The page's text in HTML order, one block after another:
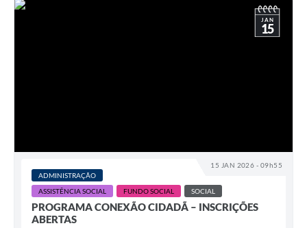
15 JAN 2026 - 09h55
JAN
15
ADMINISTRAÇÃO
ASSISTÊNCIA SOCIAL
FUNDO SOCIAL SOCIAL
PROGRAMA CONEXÃO CIDADÃ – INSCRIÇÕES
ABERTAS